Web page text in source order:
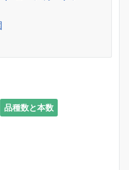
品種数と本数